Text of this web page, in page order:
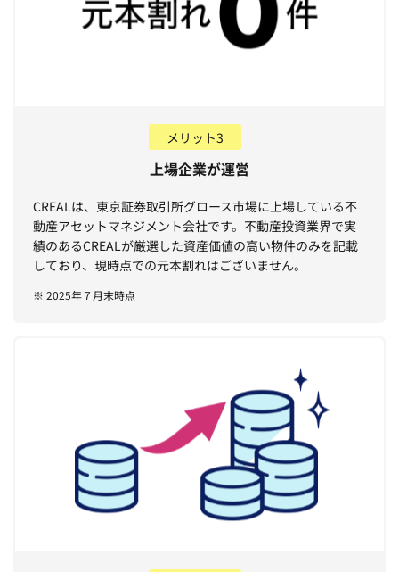
メリット3
上場企業が運営
CREALは、東京証券取引所グロース市場に上場している不
動産アセットマネジメント会社です。不動産投資業界で実
績のあるCREALが厳選した資産価値の高い物件のみを記載
しており、現時点での元本割れはございません。
※ 2025年７月末時点